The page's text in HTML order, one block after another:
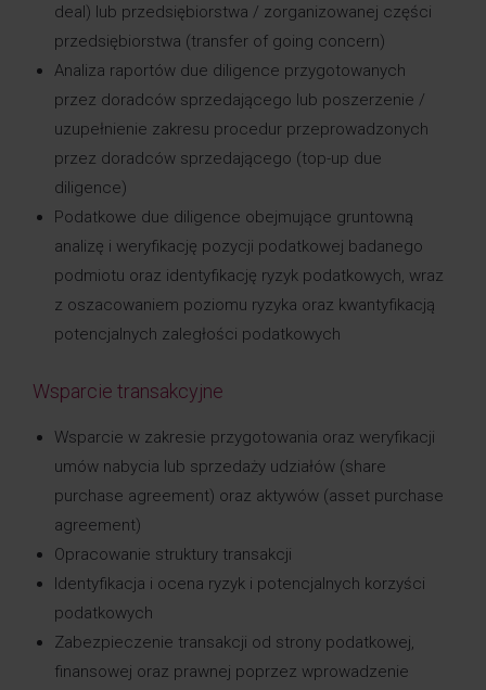
deal) lub przedsiębiorstwa / zorganizowanej części
przedsiębiorstwa (transfer of going concern)
Analiza raportów due diligence przygotowanych
przez doradców sprzedającego lub poszerzenie /
uzupełnienie zakresu procedur przeprowadzonych
przez doradców sprzedającego (top-up due
diligence)
Podatkowe due diligence obejmujące gruntowną
analizę i weryfikację pozycji podatkowej badanego
podmiotu oraz identyfikację ryzyk podatkowych, wraz
z oszacowaniem poziomu ryzyka oraz kwantyfikacją
potencjalnych zaległości podatkowych
Wsparcie transakcyjne
Wsparcie w zakresie przygotowania oraz weryfikacji
umów nabycia lub sprzedaży udziałów (share
purchase agreement) oraz aktywów (asset purchase
agreement)
Opracowanie struktury transakcji
Identyfikacja i ocena ryzyk i potencjalnych korzyści
podatkowych
Zabezpieczenie transakcji od strony podatkowej,
finansowej oraz prawnej poprzez wprowadzenie